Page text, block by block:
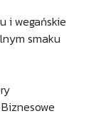
i wegańskie
smaku